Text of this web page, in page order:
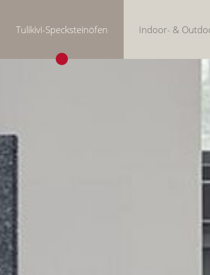
Tulikivi-Specksteinöfen Indoor- &